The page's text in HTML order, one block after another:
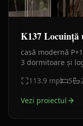
K137 Locuință
casă modernă
3 dormitoare și
113.9 mp 5
Vezi proiectul